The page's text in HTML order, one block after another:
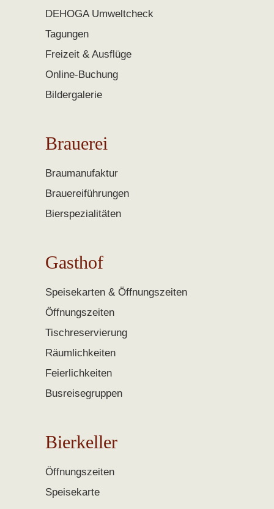
DEHOGA Umweltcheck
Tagungen
Freizeit & Ausflüge
Online-Buchung
Bildergalerie
Brauerei
Braumanufaktur
Brauereiführungen
Bierspezialitäten
Gasthof
Speisekarten & Öffnungszeiten
Öffnungszeiten
Tischreservierung
Räumlichkeiten
Feierlichkeiten
Busreisegruppen
Bierkeller
Öffnungszeiten
Speisekarte